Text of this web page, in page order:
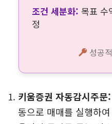
조건 세분화: 목표 수
정
성공
키움증권 자동감시주문:
동으로 매매를 실행하